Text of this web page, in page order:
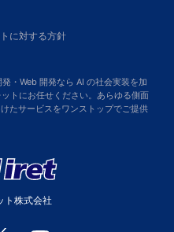
に対する方針
・Web 開発なら AI の社会実装を加
トにお任せください。あらゆる側面
たサービスをワンストップでご提供
ト株式会社